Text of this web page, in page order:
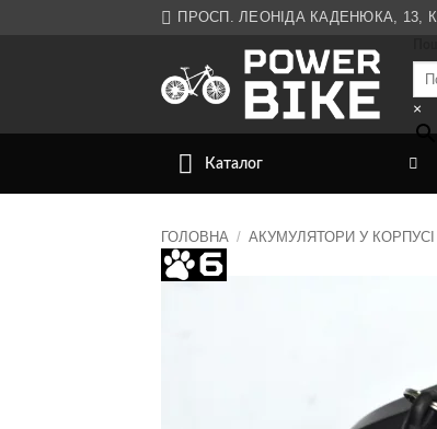
ПРОСП. ЛЕОНІДА КАДЕНЮКА, 13,
×
Каталог
ГОЛОВНА / АКУМУЛЯТОРИ У КОРПУСІ